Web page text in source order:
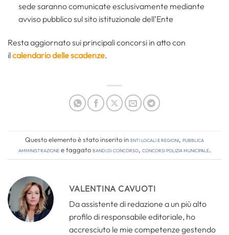
sede saranno comunicate esclusivamente mediante
avviso pubblico sul sito istituzionale dell’Ente
Resta aggiornato sui principali concorsi in atto con
ilcalendario delle scadenze.
Questo elemento è stato inserito inEnti locali e regioni, Pubblica
amministrazionee taggatobandi di concorso, concorsi polizia municipale.
VALENTINA CAVUOTI
Da assistente di redazione a un più alto
profilo di responsabile editoriale, ho
accresciuto le mie competenze gestendo